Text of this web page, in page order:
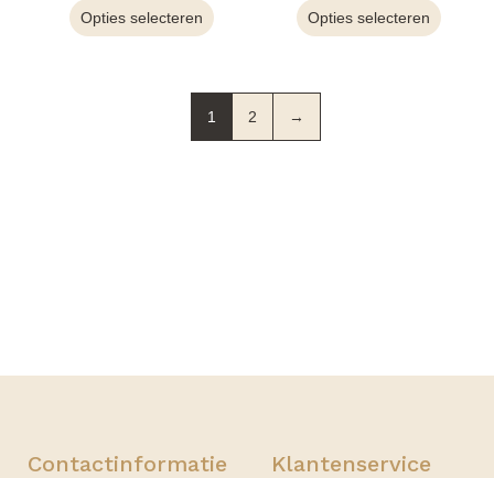
Opties selecteren Opties selecteren
1 2 →
Contactinformatie Klantenservice